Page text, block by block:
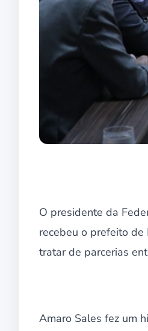
O presidente da
recebeu o prefeito de
tratar de parcerias
Amaro Sales fez um